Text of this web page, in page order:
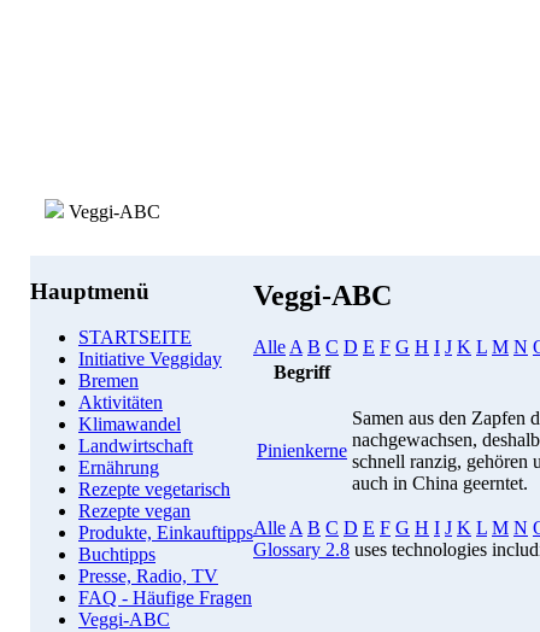
Veggi-ABC
Hauptmenü
STARTSEITE
Initiative Veggiday
Bremen
Aktivitäten
Klimawandel
Landwirtschaft
Ernährung
Rezepte vegetarisch
Rezepte vegan
Produkte, Einkauftipps
Buchtipps
Presse, Radio, TV
FAQ - Häufige Fragen
Veggi-ABC
Veggi-ABC
Alle A B C D E F G H I J K L M N
Begriff
Pinienkerne
Samen aus den Zapfen
nachgewachsen,
schnell ranzig, gehören
auch in China geerntet.
Alle A B C D E F G H I J K L M N
Glossary 2.8 uses technologies